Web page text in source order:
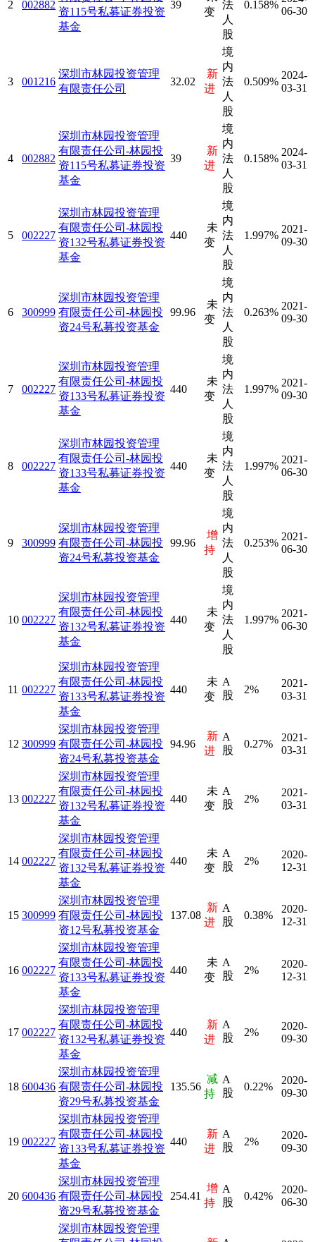
2 002882
资115号私募证券投资
基金
39
变
法
人
股
0.158%
06-30
3 001216
深圳市林园投资管理
有限责任公司
32.02
新
进
境
内
法
人
股
0.509%
2024-
03-31
4 002882
深圳市林园投资管理
有限责任公司-林园投
资115号私募证券投资
基金
39
新
进
境
内
法
人
股
0.158%
2024-
03-31
5 002227
深圳市林园投资管理
有限责任公司-林园投
资132号私募证券投资
基金
440
未
变
境
内
法
人
股
1.997%
2021-
09-30
6 300999
深圳市林园投资管理
有限责任公司-林园投
资24号私募投资基金
99.96
未
变
境
内
法
人
股
0.263%
2021-
09-30
7 002227
深圳市林园投资管理
有限责任公司-林园投
资133号私募证券投资
基金
440
未
变
境
内
法
人
股
1.997%
2021-
09-30
8 002227
深圳市林园投资管理
有限责任公司-林园投
资133号私募证券投资
基金
440
未
变
境
内
法
人
股
1.997%
2021-
06-30
9 300999
深圳市林园投资管理
有限责任公司-林园投
资24号私募投资基金
99.96
增
持
境
内
法
人
股
0.253%
2021-
06-30
10 002227
深圳市林园投资管理
有限责任公司-林园投
资132号私募证券投资
基金
440
未
变
境
内
法
人
股
1.997%
2021-
06-30
11 002227
深圳市林园投资管理
有限责任公司-林园投
资133号私募证券投资
基金
440
未
变
A
股
2%
2021-
03-31
12 300999
深圳市林园投资管理
有限责任公司-林园投
资24号私募投资基金
94.96
新
进
A
股
0.27%
2021-
03-31
13 002227
深圳市林园投资管理
有限责任公司-林园投
资132号私募证券投资
基金
440
未
变
A
股
2%
2021-
03-31
14 002227
深圳市林园投资管理
有限责任公司-林园投
资132号私募证券投资
基金
440
未
变
A
股
2%
2020-
12-31
15 300999
深圳市林园投资管理
有限责任公司-林园投
资12号私募投资基金
137.08
新
进
A
股
0.38%
2020-
12-31
16 002227
深圳市林园投资管理
有限责任公司-林园投
资133号私募证券投资
基金
440
未
变
A
股
2%
2020-
12-31
17 002227
深圳市林园投资管理
有限责任公司-林园投
资132号私募证券投资
基金
440
新
进
A
股
2%
2020-
09-30
18 600436
深圳市林园投资管理
有限责任公司-林园投
资29号私募投资基金
135.56
减
持
A
股
0.22%
2020-
09-30
19 002227
深圳市林园投资管理
有限责任公司-林园投
资133号私募证券投资
基金
440
新
进
A
股
2%
2020-
09-30
20 600436
深圳市林园投资管理
有限责任公司-林园投
资29号私募投资基金
254.41
增
持
A
股
0.42%
2020-
06-30
深圳市林园投资管理